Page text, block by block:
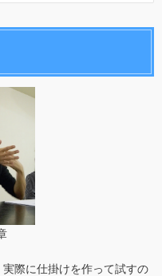
際に仕掛けを作って試すの